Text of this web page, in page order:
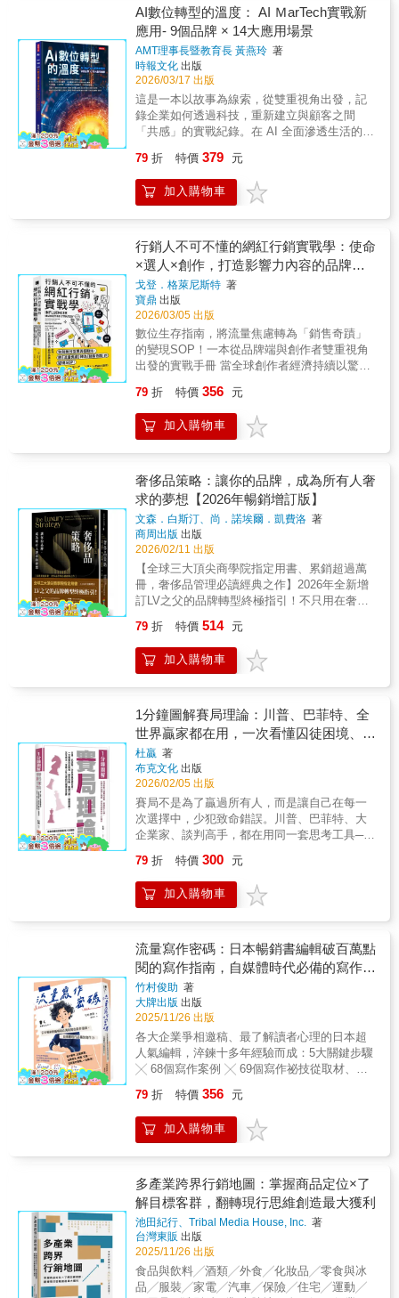
業經營者、行銷企劃、社群小編，或是正在經
營個人品牌的創作者，都將是你打造「不可取
代品牌」、建立強大護城河的必備戰略指南。
【本書特色】1.全球頂尖品牌顧問的實戰心法
作者30年從業經驗，操刀過 KANU咖啡、正官
庄Good Base人蔘石榴飲、現代 KONA汽車等
600多個品牌，首次公開命名與品牌打造的核心
思維。2️.「品牌＝世界觀」的全新觀點品牌不
只是商品，而是一個讓人信仰、共鳴、願意追
隨的世界。作者以哲學與語言的角度，揭示品
牌如何成為一種文化力量。3.真實案例解析品
牌魅力從樂高、哈雷到路易威登，深入剖析品
牌如何創造「故事感」與「歸屬感」，累積忠
實粉絲與持久影響力。【推薦人】丁菱娟｜影
愛瑞克｜《命定之書》作者、TMBA共同創辦
人解世博｜行銷表達技術專家/超業級講
師/Podcast《銷幫》幫主劉奕酉｜鉑澈行銷顧
問策略長鄭緯筌｜《經濟日報》數位行銷專欄
作家
書一步步帶你看懂：品牌如何從差不多，走向
非你不可；如何從一次成交，累積長期信任；
又如何在市場變動與科技浪潮中，為品牌預先
鋪設第二條成長曲線。 這不是一本只談行銷
技巧的書，而是一張幫助你建立品牌宇宙觀的
地圖。 無論你正在創業、經營企業，或打造
個人品牌，這本書都將陪你在混亂中找回定
位，在競爭中站穩價值，為你的名字，留下真
會做行銷，而是一直在做「差不多的選擇」。
無論你是創業者、行銷人、企業主，或是希望
經營個人品牌的專業人士，書中清晰可行的方
創造價值，讓顧客主動「指名」找你★本書的5
大特色~特色1｜不是教行銷，而是重建決策邏
輯讓你知道什麼該做、什麼不該做。特色2｜提
出「360品牌定位系統」讓品牌不再只是口號，
而是可執行的系統。特色3｜升級STP：用「生
命階段 × 情境」看需求從「什麼時候、為什麼
會買」精準找消費者。特色4｜實戰累積，現學
現用！不是紙上談兵，而是決策現場的整理。
特色5｜建立品牌宇宙觀的地圖從策略到執行，
讓「想法 → 行動」一路完勝。
的總和。 當人人都能用AI生成內容、內容的生
產成本趨近於零時，此刻最昂貴的資產，變成
了人與人之間的「信任」。 ▪ 信任，是AI時代
唯一的剛需AI可以模擬語氣，但無法模擬承
諾；AI可以計算風險，但無法承擔責任。AI讓
內容的生產變得史無前例的容易，但無法由AI
所生產的「信任」，也因此變得史無前例的昂
貴。 ▪ 信任，是演算法無法取代的價值核心AI
造成內容氾濫，流量紅利已逝，在這個真假難
辨的時代，信任是是最底層的資產。AI可以模
世界，人與人之間的「信任」連結，是最後、
也是最強大的護城河。 ▪ 信任的價值，在AI時
代將被推到最高在這個AI試圖將一切都變得廉
是那些無法被量化的「真人經驗」、那些透過
長期分享所建立的「信任」。AI把內容的價格
打到零，但信任的價值，將被推到最高。▪ 懂得
指揮AI的人，才是真正的贏家AI可以計算出最
優解，但它無法承擔選擇的重量。AI可以連接
全世界的數據，但它無法連接靈魂。AI負責產
出，人類負責信任。懂得駕馭AI與人性溫度之
人，才是未來的贏家。 本書集結作者20多年在
及對AI衝擊的第一手觀察，從全球趨勢、產業
轉變、技術與商業模式革新開始解析，是首次
囊括其創業實戰經驗、企業管理心法，以及趨
勢洞察觀點的系統之作。 儘管AI正在重塑我們
理解世界的方式，悄悄改變我們做決策的方
式，但作者發現，無論技術如何更迭，商業的
底層邏輯始終指向人心。掌握「信任效應」，
我們就不再是那個在洪流中掙扎的求生者，而
是那個能駕馭潮水、乘風破浪的領航者。
AI數位轉型的溫度： AI ＭarTech實戰新
應用- 9個品牌 × 14大應用場景
AMT理事長暨教育長 黃燕玲 著
時報文化 出版
2026/03/17 出版
這是一本以故事為線索，從雙重視角出發，記
錄企業如何透過科技，重新建立與顧客之間
「共感」的實戰紀錄。在 AI 全面滲透生活的今
而行銷科技則是驅動「共感」的角色 。透過由
內而外的數位轉型與持續進化，企業才能將技
術佈局轉化為市場端可感知的溫暖服務 。無論
故事篇｜數位轉型的第一現場在數位轉型的第
一現場，看見品牌如何重塑自己。來自餐飲、
零售、製造、平台等產業的真實案例，沒有標
準解法，只有貼近現實的選擇。在資源有限、
環境劇變的壓力下，從紙本走向數據，從流程
優化走向顧客價值，用科技擴大品牌的溫度與
信任。這不是一本教科書，而是而是一本讓你
如親臨實境的實戰分享。科技實戰篇｜AI 行銷
武功秘笈你將看見，十四位 AI 行銷科技專家如
何在數位轉型現場，陪伴品牌走過學習、文化
科技優化體驗。這些不是炫技的展示，而是一
套套在第一線淬鍊出的「武功秘笈」。
79 折 特價 379 元
加入購物車
行銷人不可不懂的網紅行銷實戰學：使命
×選人×創作，打造影響力內容的品牌行
銷
戈登．格萊尼斯特 著
寶鼎 出版
2026/03/05 出版
數位生存指南，將流量焦慮轉為「銷售奇蹟」
的變現SOP！一本從品牌端與創作者雙重視角
出發的實戰手冊 當全球創作者經濟持續以驚人
放棄被看見的機會。但為什麼有的品牌能透過
網紅引爆聲量、締造業績高峰，有的卻只換來
幾篇漂亮卻無轉換的貼文？讓網紅行銷專家戈
行銷金鑰！ 作者戈登以十多年國際品牌合作經
驗，將第一線的實戰心法整理成一套清晰的行
銷 SOP：使命（Mission）× 選人（Match）×
創作（Make）。這是一本從品牌端與創作者雙
重視角出發的實戰手冊，教你如何：1.釐清
「使命」：確定你的行銷活動不是一次性曝
光，而是能帶來如「提高銷售業績」、「開發
潛在客戶」或「強化品牌形象」的真正業務成
果。2.鎖定「對的人」：擺脫粉絲數迷思！學
會運用數據分析和趨勢洞察，精準挑選出對你
度」的奈米或微型網紅。3.共創「神級內
容」：將內容控制權交給網紅，賦予他們創作
自由，因為他們最懂粉絲想要什麼。共創出在
影片和故事。能力清單立即升級 書中從策略制
定到執行追蹤，完整拆解網紅行銷的操作流
程，無論你是企業主、行銷主管、品牌經理、
社群企劃，或是正尋找合作機會的創作者，都
能立即獲得以下高價值技能：1.轉單加速器：
告別無效流量！設定KPI與ROI，運用促銷碼和
追蹤連結，精確衡量「點讚」、「分享」背後
隱藏的真實銷售額和顧客終身價值。2.數據反
警訊，確保你的每一筆行銷預算都投入在真實
又活躍的受眾身上。3.高效談判術：撰寫出讓
創作者主動想合作的簡報和提案，掌握報酬、
獨家條款、內容著作權等談判籌碼。4.全球影
響力：掌握多平台戰略（IG、TikTok、
YouTube、LinkedIn等）並洞悉國際市場差異，
將品牌影響力從國內延伸至全球小眾市場。5.
夥伴永續化：將一次性合作轉變為品牌大使計
畫，建立長期穩固的夥伴關係，享受更高達11
倍的投資回報率。 別再錯過影響力經濟的黃金
時代，別讓競爭對手搶先一步，把你的受眾變
成他們的粉絲。在資訊爆炸的時代，行銷不只
是被看見，更是被信任。這本書，帶你從流量
走向影響力，從曝光走向成果。【本書特色】
1.教你如何找到「對的網紅」不光看粉絲數，
教你挑選真正能影響目標客群的合作對象，避
免花了錢卻沒有成效。2.一步步拆解「合作全
流程」從接洽、議價、規劃內容到追蹤數據，
你設計貼文、影片、活動，讓品牌在社群平台
能自然引發關注與互動。4.從「曝光」到「帶
動銷售」幫你把網紅行銷和品牌業績串起來，
把流量變成交與長期客戶。【推薦人】Paul Wu
吳承諭｜艾普斯媒體 創辦人Vito大叔 ｜重啟人
生教練、人氣播客、圖文作家郝旭烈｜郝聲音
Podcast主持人【好評推薦】如果你真心想在網
紅行銷領域發展，那麼這本書絕對是你必讀的
79 折 特價 356 元
加入購物車
奢侈品策略：讓你的品牌，成為所有人奢
求的夢想【2026年暢銷增訂版】
文森．白斯汀、尚．諾埃爾．凱費洛 著
商周出版 出版
2026/02/11 出版
【全球三大頂尖商學院指定用書、累銷超過萬
冊，奢侈品管理必讀經典之作】2026年全新增
訂LV之父的品牌轉型終極指引！不只用在奢侈
全球奢侈品產業數百年的管理秘密，從高科技
到醫療保健產業都適用，一擊中的品牌策略！
奢侈品的最高價值，在於應允了人們對永垂不
不能和其他品牌比較▍奢侈品並非完美無瑕，
缺陷反而會成為一種魅力▍不要迎合消費者▍
不回應成長的需求，讓稀有性提高本身的價值
▍廣告的目的不是促銷，而是維持品牌神話▍
不在廣告中讓明星光環壓過品牌▍奢侈品一定
要在原產地製造，文化歷史是其夢想的根源奢
侈品品牌的管理法則，締造了全球2000億歐元
的亮眼產值，這些策略不僅適用於奢侈品產
業，更是傳統加工產業重塑品牌、創新翻身的
關鍵機會。兩位奢侈品界教父，與亞洲品牌領
品策略的權威之作！渴望推薦——白 婷（國
際人ViP Paris品牌領袖學院院長、早稻田大學
商學院奢侈品策略研究所客座講師）白亨利
品牌投資企業家）朱欽麒（Nautica創辦人、
Forbes雜誌TOP25知名美籍華人）何飛鵬（城
邦出版集團創辦人）別蓮蒂（國立政治大學企
管系特聘教授）林命群（台北文華東方酒店
業主）林俊昇（國立臺灣大學全球品牌與行銷
研究中心主任 、國際企業學系暨研究所教授）
張祐銘（上曜集團董事長）
79 折 特價 514 元
加入購物車
1分鐘圖解賽局理論：川普、巴菲特、全
世界贏家都在用，一次看懂囚徒困境、納
許均衡、飢餓行銷、破窗效應、沉沒成
本，掌握人性心理的55個博弈思維
杜贏 著
布克文化 出版
2026/02/05 出版
賽局不是為了贏過所有人，而是讓自己在每一
次選擇中，少犯致命錯誤。川普、巴菲特、大
企業家、談判高手，都在用同一套思考工具──
的人，很少輸得太慘。你是否遇過這些情境：
為什麼大家都很精明，結果卻兩敗俱傷？明明
想合作，最後卻變成惡性競爭？該堅持？該退
套用的生活策略，小自購物議價，大至商業談
判，讓你從此無往不利。從納許均衡、囚徒困
境、沉沒成本、膽小鬼賽局、海盜賽局，到職
場、感情、談判、投資、行銷的真實案例，55
個關鍵觀念，讓你在最短時間內看懂局、選對
路。本書特色：1分鐘就能讀懂一個賽局觀念：
不推公式、不講艱深數學，用故事與漫畫直擊
重點。55個常見人生賽局情境：職場升遷、加
薪談判、夫妻溝通、商業競爭、人際互動，全
都用得上。從「為什麼會輸」到「怎樣不再
能保全利益。看懂人性，比算得精準更重要：
每一個賽局，拆解的都是人心與選擇背後的邏
輯。看完本書你將學會：為什麼「理性選擇」
候該先退一步？如何跳出囚徒困境，避免兩敗
俱傷？面對沉沒成本，何時該果斷停損？在強
者環伺的局中，弱者如何自保甚至逆轉？適合
讀者：想提升決策力、談判力、判斷力的上班
族對商業競爭、投資、人性心理有興趣的讀者
覺得理論書太硬，但又想「真正用得上」的人
想用最少時間，建立一套思考框架的你前言懂
79 折 特價 300 元
加入購物車
流量寫作密碼：日本暢銷書編輯破百萬點
閱的寫作指南，自媒體時代必備的寫作力
【暢銷紀念版】
竹村俊助 著
大牌出版 出版
2025/11/26 出版
各大企業爭相邀稿、最了解讀者心理的日本超
人氣編輯，淬鍊十多年經驗而成：5大關鍵步驟
╳ 68個寫作案例 ╳ 69個寫作祕技從取材、邏
這本書裡！ 電子郵件、企劃提案、社群發文、
簡報、文案……任何寫作問題，一次解決！ 你
寫作的最大煩惱是什麼？苦無靈感？寫了沒流
竹村俊助，給你最實戰派的內容，找出5大寫作
讓人痛苦的原因，並提供方法一一擊破，讓你
不再當苦命寫手！▍ 寫作的魔法人人有效，
而且效果無窮大無論是寫電子郵件、企劃書、
履歷、部落格、使用社群媒體，甚至是跨領域
專業能力，如產品銷售、數位行銷、廣告、創
業等，要抓住注意力短暫、閱讀碎片化的受
眾，最低成本且高效益的方法，就是學好寫
79 折 特價 356 元
加入購物車
多產業跨界行銷地圖：掌握商品定位×了
解目標客群，翻轉現行思維創造最大獲利
池田紀行、Tribal Media House, Inc.
著
台灣東販 出版
2025/11/26 出版
食品與飲料╱酒類╱外食╱化妝品╱零食與冰
品╱服裝╱家電╱汽車╱保險╱住宅╱運動╱